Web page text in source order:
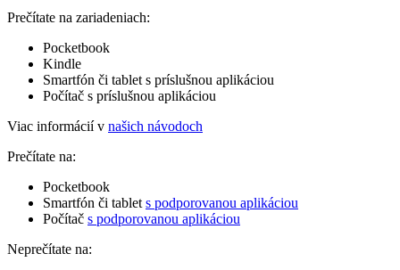
Prečítate na zariadeniach:
Pocketbook
Kindle
Smartfón či tablet s príslušnou aplikáciou
Počítač s príslušnou aplikáciou
Viac informácií v našich návodoch
Prečítate na:
Pocketbook
Smartfón či tablet s podporovanou aplikáciou
Počítač s podporovanou aplikáciou
Neprečítate na: